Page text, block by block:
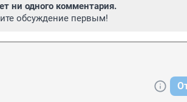
ни одного комментария.
обсуждение первым!